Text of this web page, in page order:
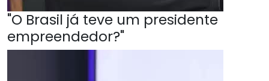
"O Brasil já teve um presidente
empreendedor?"